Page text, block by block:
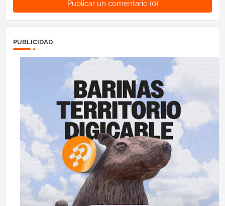
Publicar un comentario (0)
PUBLICIDAD